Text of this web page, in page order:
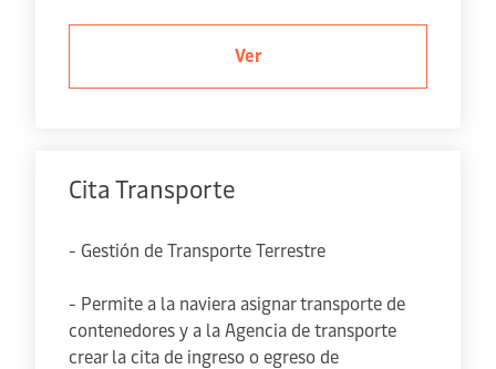
Ver
Cita Transporte
- Gestión de Transporte Terrestre
- Permite a la naviera asignar transporte de
contenedores y a la Agencia de transporte
crear la cita de ingreso o egreso de